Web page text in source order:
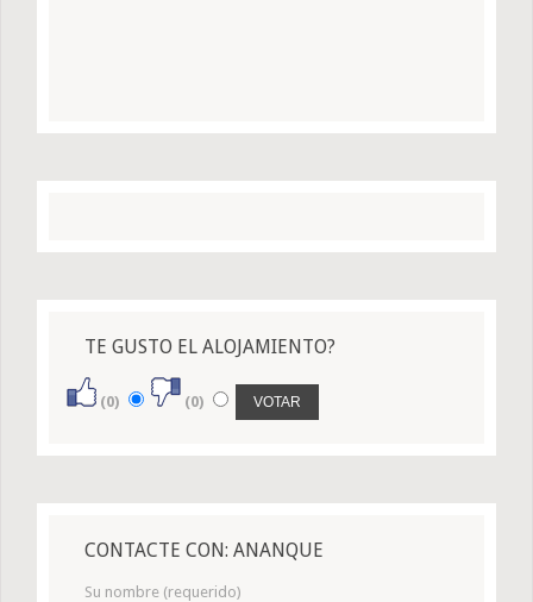
TE GUSTO EL ALOJAMIENTO?
(0) (0)
CONTACTE CON: ANANQUE
Su nombre (requerido)